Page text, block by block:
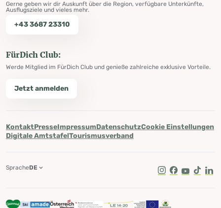
Gerne geben wir dir Auskunft über die Region, verfügbare Unterkünfte,
Ausflugsziele und vieles mehr.
+43 3687 23310
FürDich Club:
Werde Mitglied im FürDich Club und genieße zahlreiche exklusive Vorteile.
Jetzt anmelden
KontaktPresseImpressumDatenschutzCookie Einstellungen
Digitale AmtstafelTourismusverband
Instagram
Facebook
Youtube
Tik Tok
SpracheDE